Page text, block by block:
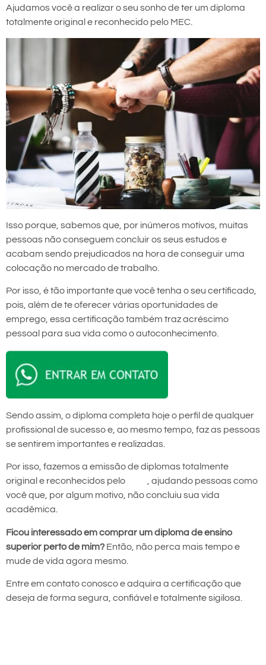
Ajudamos você a realizar o seu sonho de ter um diploma
totalmente original e reconhecido pelo MEC.
Isso porque, sabemos que, por inúmeros motivos, muitas
pessoas não conseguem concluir os seus estudos e
acabam sendo prejudicados na hora de conseguir uma
colocação no mercado de trabalho.
Por isso, é tão importante que você tenha o seu certificado,
pois, além de te oferecer várias oportunidades de
emprego, essa certificação também traz acréscimo
pessoal para sua vida como o autoconhecimento.
Sendo assim, o diploma completa hoje o perfil de qualquer
profissional de sucesso e, ao mesmo tempo, faz as pessoas
se sentirem importantes e realizadas.
Por isso, fazemos a emissão de diplomas totalmente
original e reconhecidos pelo
, ajudando pessoas como
você que, por algum motivo, não concluiu sua vida
acadêmica.
Ficou interessado em comprar um diploma de ensino
superior perto de mim? Então, não perca mais tempo e
mude de vida agora mesmo.
Entre em contato conosco e adquira a certificação que
deseja de forma segura, confiável e totalmente sigilosa.